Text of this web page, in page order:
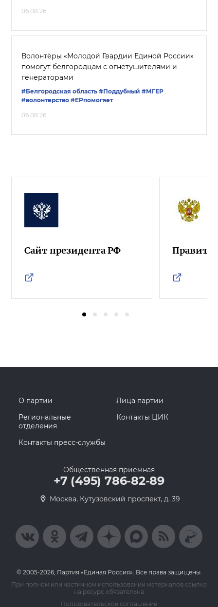
06.08.26
Волонтёры «Молодой Гвардии Единой России»
помогут белгородцам с огнетушителями и
генераторами
#Белгородская область #Поддубный #‎МГЕР‬
#волонтерство #ЕРпомогает
06.08.26
Сайт президента РФ
О партии
Лица партии
Региональные
отделения
Контакты ЦИК
Контакты пресс-службы
Общественная приемная
+7 (495) 786-82-89
Москва, Кутузовский проспект, д. 39
© 2005-2026, Партия «Единая Россия». Все права защищены.
При полном или частичном использовании материалов ссылка
на ресурс обязательна
Пользовательское соглашение